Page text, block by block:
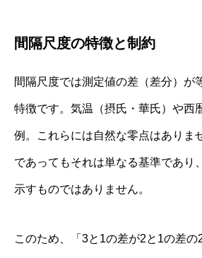
間隔尺度の特徴と制約
間隔尺度では測定値の差（差分）が
特徴です。気温（摂氏・華氏）や西
例。これらには自然な零点はありま
であってもそれは単なる基準であり
示すものではありません。
このため、「3と1の差が2と1の差